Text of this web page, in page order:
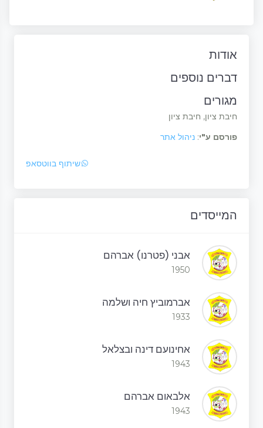
אודות
דברים נוספים
מגורים
חיבת ציון, חיבת ציון
פורסם ע"י: ניהול אתר
שיתוף בווטסאפ
המייסדים
אבני (פטרנו) אברהם
1950
אברמוביץ חיה ושלמה
1933
אחינועם דינה ובצלאל
1943
אלבאום אברהם
1943